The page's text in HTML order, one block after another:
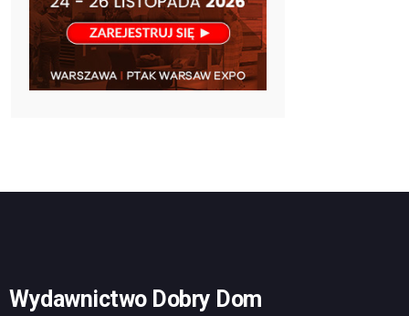
Wydawnictwo Dobry Dom